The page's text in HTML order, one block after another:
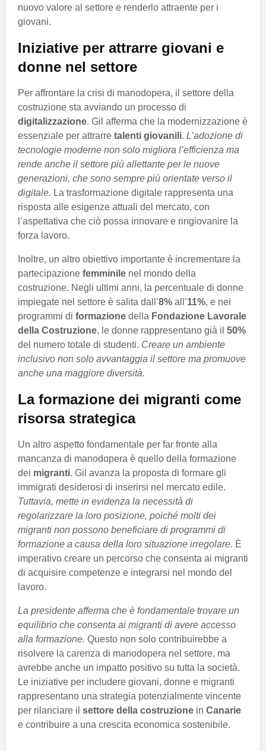
nuovo valore al settore e renderlo attraente per i
giovani.
Iniziative per attrarre giovani e
donne nel settore
Per affrontare la crisi di manodopera, il settore della
costruzione sta avviando un processo di
digitalizzazione. Gil afferma che la modernizzazione è
essenziale per attrarre talenti giovanili. L’adozione di
tecnologie moderne non solo migliora l’efficienza ma
rende anche il settore più allettante per le nuove
generazioni, che sono sempre più orientate verso il
digitale. La trasformazione digitale rappresenta una
risposta alle esigenze attuali del mercato, con
l’aspettativa che ciò possa innovare e ringiovanire la
forza lavoro.
Inoltre, un altro obiettivo importante è incrementare la
partecipazione femminile nel mondo della
costruzione. Negli ultimi anni, la percentuale di donne
impiegate nel settore è salita dall’8% all’11%, e nei
programmi di formazione della Fondazione Lavorale
della Costruzione, le donne rappresentano già il 50%
del numero totale di studenti. Creare un ambiente
inclusivo non solo avvantaggia il settore ma promuove
anche una maggiore diversità.
La formazione dei migranti come
risorsa strategica
Un altro aspetto fondamentale per far fronte alla
mancanza di manodopera è quello della formazione
dei migranti. Gil avanza la proposta di formare gli
immigrati desiderosi di inserirsi nel mercato edile.
Tuttavia, mette in evidenza la necessità di
regolarizzare la loro posizione, poiché molti dei
migranti non possono beneficiare di programmi di
formazione a causa della loro situazione irregolare. È
imperativo creare un percorso che consenta ai migranti
di acquisire competenze e integrarsi nel mondo del
lavoro.
La presidente afferma che è fondamentale trovare un
equilibrio che consenta ai migranti di avere accesso
alla formazione. Questo non solo contribuirebbe a
risolvere la carenza di manodopera nel settore, ma
avrebbe anche un impatto positivo su tutta la società.
Le iniziative per includere giovani, donne e migranti
rappresentano una strategia potenzialmente vincente
per rilanciare il settore della costruzione in Canarie
e contribuire a una crescita economica sostenibile.